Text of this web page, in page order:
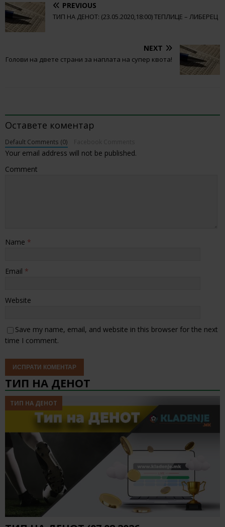
PREVIOUS
ТИП НА ДЕНОТ: (23.05.2020,18:00) ТЕПЛИЦЕ – ЛИБЕРЕЦ
NEXT
Голови на двете страни за наплата на супер квота!
Оставете коментар
Default Comments (0)
Your email address will not be published.
Comment
Name *
Email *
Website
Save my name, email, and website in this browser for the next
time I comment.
ТИП НА ДЕНОТ
ТИП НА ДЕНОТ